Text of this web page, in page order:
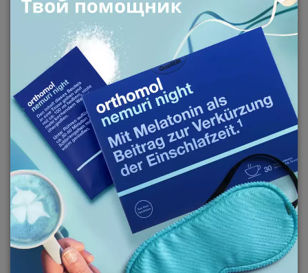
КАК ПОВЫСИТЬ УРОВЕНЬ
ТЕСТОСТЕРОНА
ЗДОРОВЫМ ПУТЁМ
С помощью силовых тренировок
Регулярные занятия с тяжестями – самый
эффективный способ естественного повышения
уровня тестостерона. Ибо силовая нагрузка
требует расходования энергии, повышенного
метаболизма, заживления микроповреждений в
мышцах и активной работы нервной системы для